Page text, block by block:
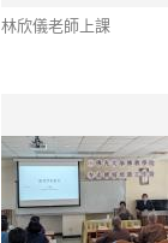
林欣儀老師上課